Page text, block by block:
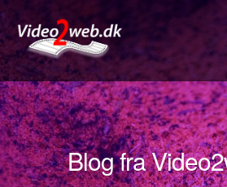
VIDEO
DRONE
360VIDEOBlog fra